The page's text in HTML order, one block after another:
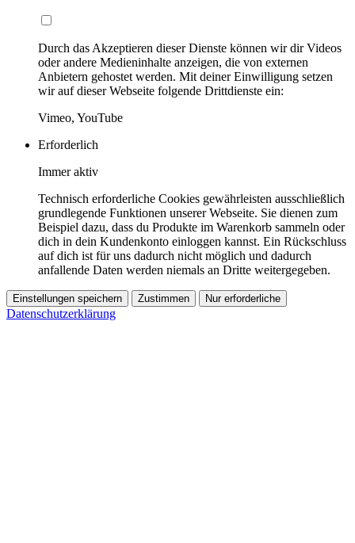
Durch das Akzeptieren dieser Dienste können wir dir Videos
oder andere Medieninhalte anzeigen, die von externen
Anbietern gehostet werden. Mit deiner Einwilligung setzen
wir auf dieser Webseite folgende Drittdienste ein:
Vimeo, YouTube
Erforderlich
Immer aktiv
Technisch erforderliche Cookies gewährleisten ausschließlich
grundlegende Funktionen unserer Webseite. Sie dienen zum
Beispiel dazu, dass du Produkte im Warenkorb sammeln oder
dich in dein Kundenkonto einloggen kannst. Ein Rückschluss
auf dich ist für uns dadurch nicht möglich und dadurch
anfallende Daten werden niemals an Dritte weitergegeben.
Einstellungen speichern Zustimmen Nur erforderliche
Datenschutzerklärung